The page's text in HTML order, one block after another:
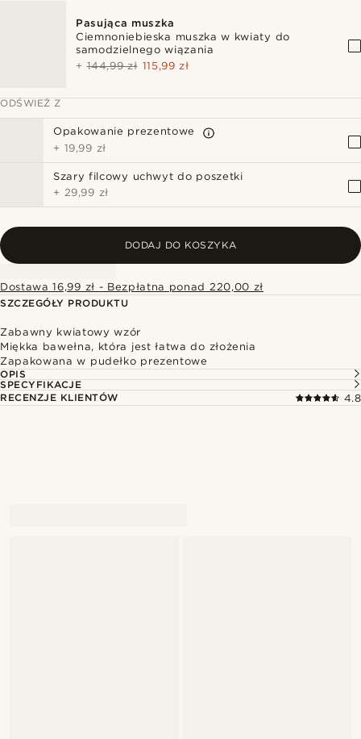
Pasująca muszka
Ciemnoniebieska muszka w kwiaty do
samodzielnego wiązania
+144,99 zł 115,99 zł
ODŚWIEŻ Z
Opakowanie prezentowe
+ 19,99 zł
Szary filcowy uchwyt do poszetki
+ 29,99 zł
DODAJ DO KOSZYKA
Dostawa 16,99 zł - Bezpłatna ponad 220,00 zł
SZCZEGÓŁY PRODUKTU
Zabawny kwiatowy wzór
Miękka bawełna, która jest łatwa do złożenia
Zapakowana w pudełko prezentowe
OPIS
SPECYFIKACJE
RECENZJE KLIENTÓW
4.8